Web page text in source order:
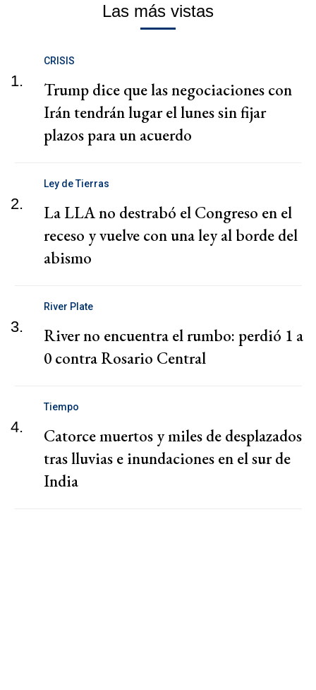
Las más vistas
1.
CRISIS
Trump dice que las negociaciones con
Irán tendrán lugar el lunes sin fijar
plazos para un acuerdo
2.
Ley de Tierras
La LLA no destrabó el Congreso en el
receso y vuelve con una ley al borde del
abismo
3.
River Plate
River no encuentra el rumbo: perdió 1 a
0 contra Rosario Central
4.
Tiempo
Catorce muertos y miles de desplazados
tras lluvias e inundaciones en el sur de
India